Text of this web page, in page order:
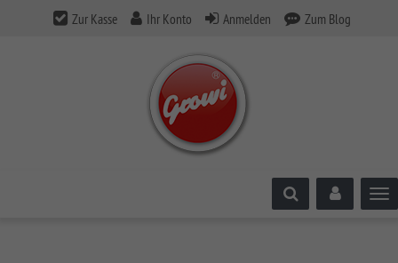
Zur Kasse Ihr Konto Anmelden Zum Blog